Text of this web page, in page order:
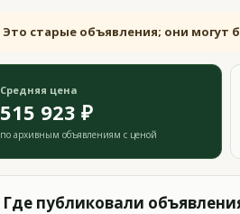
Это старые объявления; они могут
Средняя цена
515 923 ₽
по архивным объявлениям с ценой
Где публиковали